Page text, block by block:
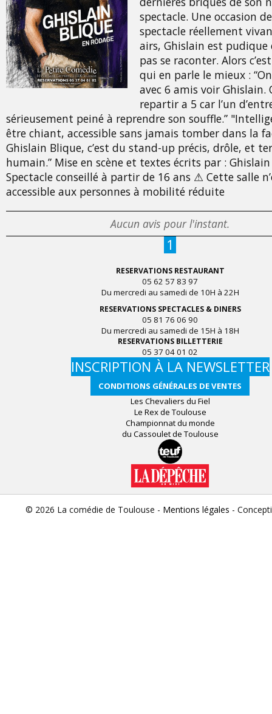
spectacle. Une occasion
spectacle réellement
airs, Ghislain est pudique
pas se raconter. Alors
qui en parle le mieux :
avec 6 amis voir Ghislain.
repartir a 5 car l’un
sérieusement peiné à reprendre son souffle.”
être chiant, accessible sans jamais tomber dans la
Ghislain Blique, c’est du stand-up précis, drôle, et
humain.” Mise en scène et textes écrits par :
Spectacle conseillé à partir de 16 ans ⚠ Cette salle
accessible aux personnes à mobilité réduite
Aucun avis pour l'instant.
1
RESERVATIONS RESTAURANT
05 62 57 83 97
Du mercredi au samedi de 10H à 22H
RESERVATIONS SPECTACLES & DINERS
05 81 76 06 90
Du mercredi au samedi de 15H à 18H
RESERVATIONS BILLETTERIE
05 37 04 01 02
INSCRIPTION À LA NEWSLETTER
CONDITIONS GÉNÉRALES DE VENTES
Les Chevaliers du Fiel
Le Rex de Toulouse
Championnat du monde
du Cassoulet de Toulouse
© 2026 La comédie de Toulouse - Mentions légales -